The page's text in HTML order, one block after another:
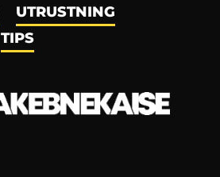
UTRUSTNING
TIPS